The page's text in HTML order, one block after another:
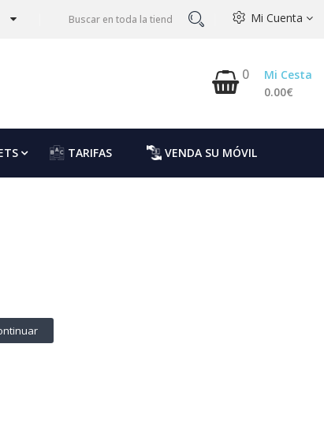
Mi Cuenta
0
Mi Cesta
0.00€
TARIFAS VENDA SU MÓVIL